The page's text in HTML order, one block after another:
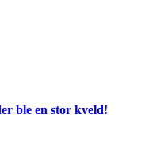
ble en stor kveld!